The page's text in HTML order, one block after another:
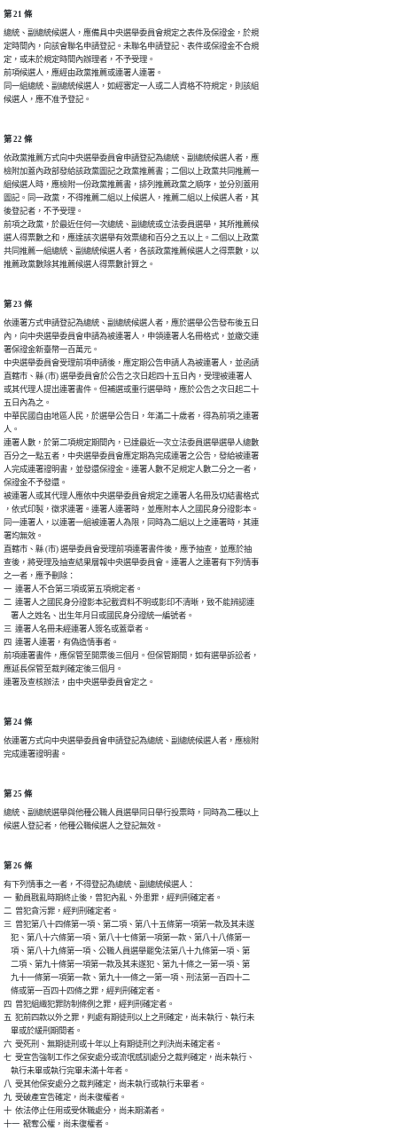
第 21 條
總統、副總統候選人，應備具中央選舉委員會規定之表件及保證金，於規
定時間內，向該會聯名申請登記。未聯名申請登記、表件或保證金不合規
定，或未於規定時間內辦理者，不予受理。
前項候選人，應經由政黨推薦或連署人連署。
同一組總統、副總統候選人，如經審定一人或二人資格不符規定，則該組
候選人，應不准予登記。
第 22 條
依政黨推薦方式向中央選舉委員會申請登記為總統、副總統候選人者，應
檢附加蓋內政部發給該政黨圖記之政黨推薦書；二個以上政黨共同推薦一
組候選人時，應檢附一份政黨推薦書，排列推薦政黨之順序，並分別蓋用
圖記。同一政黨，不得推薦二組以上候選人，推薦二組以上候選人者，其
後登記者，不予受理。
前項之政黨，於最近任何一次總統、副總統或立法委員選舉，其所推薦候
選人得票數之和，應達該次選舉有效票總和百分之五以上。二個以上政黨
共同推薦一組總統、副總統候選人者，各該政黨推薦候選人之得票數，以
推薦政黨數除其推薦候選人得票數計算之。
第 23 條
依連署方式申請登記為總統、副總統候選人者，應於選舉公告發布後五日
內，向中央選舉委員會申請為被連署人，申領連署人名冊格式，並繳交連
署保證金新臺幣一百萬元。
中央選舉委員會受理前項申請後，應定期公告申請人為被連署人，並函請
直轄市、縣 (市) 選舉委員會於公告之次日起四十五日內，受理被連署人
或其代理人提出連署書件。但補選或重行選舉時，應於公告之次日起二十
五日內為之。
中華民國自由地區人民，於選舉公告日，年滿二十歲者，得為前項之連署
人。
連署人數，於第二項規定期間內，已達最近一次立法委員選舉選舉人總數
百分之一點五者，中央選舉委員會應定期為完成連署之公告，發給被連署
人完成連署證明書，並發還保證金。連署人數不足規定人數二分之一者，
保證金不予發還。
被連署人或其代理人應依中央選舉委員會規定之連署人名冊及切結書格式
，依式印製，徵求連署。連署人連署時，並應附本人之國民身分證影本。
同一連署人，以連署一組被連署人為限，同時為二組以上之連署時，其連
署均無效。
直轄市、縣 (市) 選舉委員會受理前項連署書件後，應予抽查，並應於抽
查後，將受理及抽查結果層報中央選舉委員會。連署人之連署有下列情事
之一者，應予刪除：
一  連署人不合第三項或第五項規定者。
二  連署人之國民身分證影本記載資料不明或影印不清晰，致不能辨認連
    署人之姓名、出生年月日或國民身分證統一編號者。
三  連署人名冊未經連署人簽名或蓋章者。
四  連署人連署，有偽造情事者。
前項連署書件，應保管至開票後三個月。但保管期間，如有選舉訴訟者，
應延長保管至裁判確定後三個月。
連署及查核辦法，由中央選舉委員會定之。
第 24 條
依連署方式向中央選舉委員會申請登記為總統、副總統候選人者，應檢附
完成連署證明書。
第 25 條
總統、副總統選舉與他種公職人員選舉同日舉行投票時，同時為二種以上
候選人登記者，他種公職候選人之登記無效。
第 26 條
有下列情事之一者，不得登記為總統、副總統候選人：
一  動員戡亂時期終止後，曾犯內亂、外患罪，經判刑確定者。
二  曾犯貪污罪，經判刑確定者。
三  曾犯第八十四條第一項、第二項、第八十五條第一項第一款及其未遂
    犯、第八十六條第一項、第八十七條第一項第一款、第八十八條第一
    項、第八十九條第一項、公職人員選舉罷免法第八十九條第一項、第
    二項、第九十條第一項第一款及其未遂犯、第九十條之一第一項、第
    九十一條第一項第一款、第九十一條之一第一項、刑法第一百四十二
    條或第一百四十四條之罪，經判刑確定者。
四  曾犯組織犯罪防制條例之罪，經判刑確定者。
五  犯前四款以外之罪，判處有期徒刑以上之刑確定，尚未執行、執行未
    畢或於緩刑期間者。
六  受死刑、無期徒刑或十年以上有期徒刑之判決尚未確定者。
七  受宣告強制工作之保安處分或流氓感訓處分之裁判確定，尚未執行、
    執行未畢或執行完畢未滿十年者。
八  受其他保安處分之裁判確定，尚未執行或執行未畢者。
九  受破產宣告確定，尚未復權者。
十  依法停止任用或受休職處分，尚未期滿者。
十一  褫奪公權，尚未復權者。